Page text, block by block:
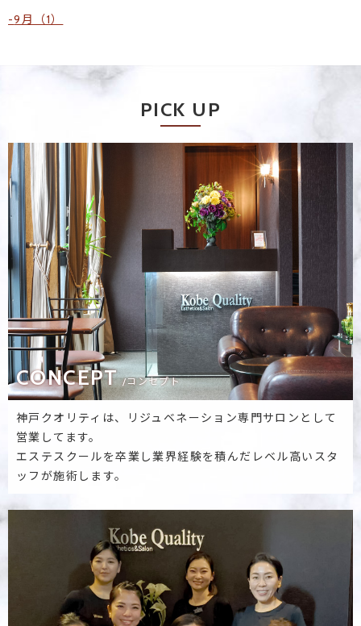
9月（1）
PICK UP
CONCEPT /コンセプト
神戸クオリティは、リジュベネーション専門サロンとして
営業してます。
エステスクールを卒業し業界経験を積んだレベル高いスタ
ッフが施術します。